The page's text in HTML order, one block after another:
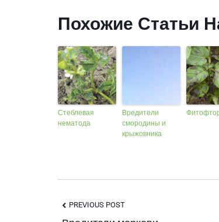
Похожие Статьи
Стеблевая
нематода
Вредители
смородины и
крыжовника
PREVIOUS POST